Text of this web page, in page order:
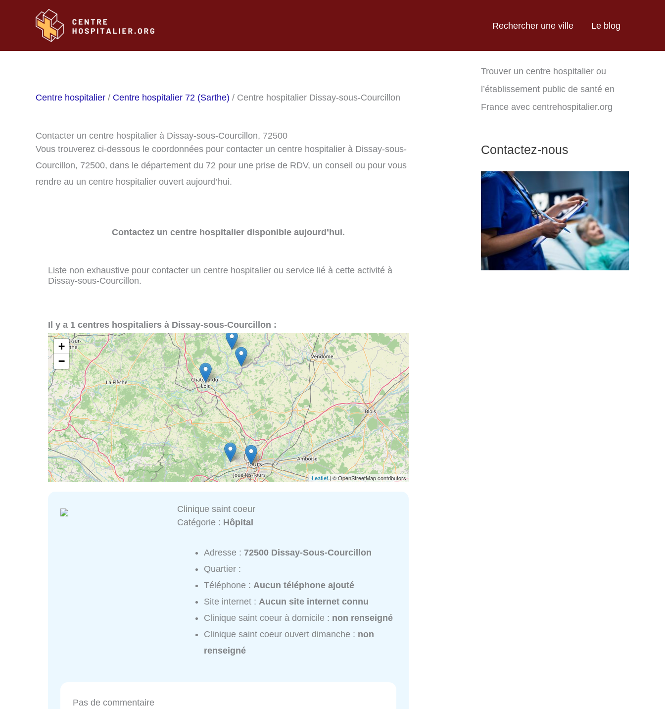
Rechercher une ville Le blog
Centre hospitalier / Centre hospitalier 72 (Sarthe) / Centre hospitalier Dissay-sous-Courcillon
Contacter un centre hospitalier à Dissay-sous-Courcillon, 72500
Vous trouverez ci-dessous le coordonnées pour contacter un centre hospitalier à Dissay-sous-
Courcillon, 72500, dans le département du 72 pour une prise de RDV, un conseil ou pour vous
rendre au un centre hospitalier ouvert aujourd’hui.
Contactez un centre hospitalier disponible aujourd’hui.
Liste non exhaustive pour contacter un centre hospitalier ou service lié à cette activité à
Dissay-sous-Courcillon.
Il y a 1 centres hospitaliers à Dissay-sous-Courcillon :
+
−
Leaflet| © OpenStreetMap contributors
Clinique saint coeur
Catégorie : Hôpital
Adresse :72500 Dissay-Sous-Courcillon
Quartier :
Téléphone :Aucun téléphone ajouté
Site internet :Aucun site internet connu
Clinique saint coeur à domicile : non renseigné
Clinique saint coeur ouvert dimanche : non
renseigné
Pas de commentaire
Trouver un centre hospitalier ou
l’établissement public de santé en
France avec centrehospitalier.org
Contactez-nous